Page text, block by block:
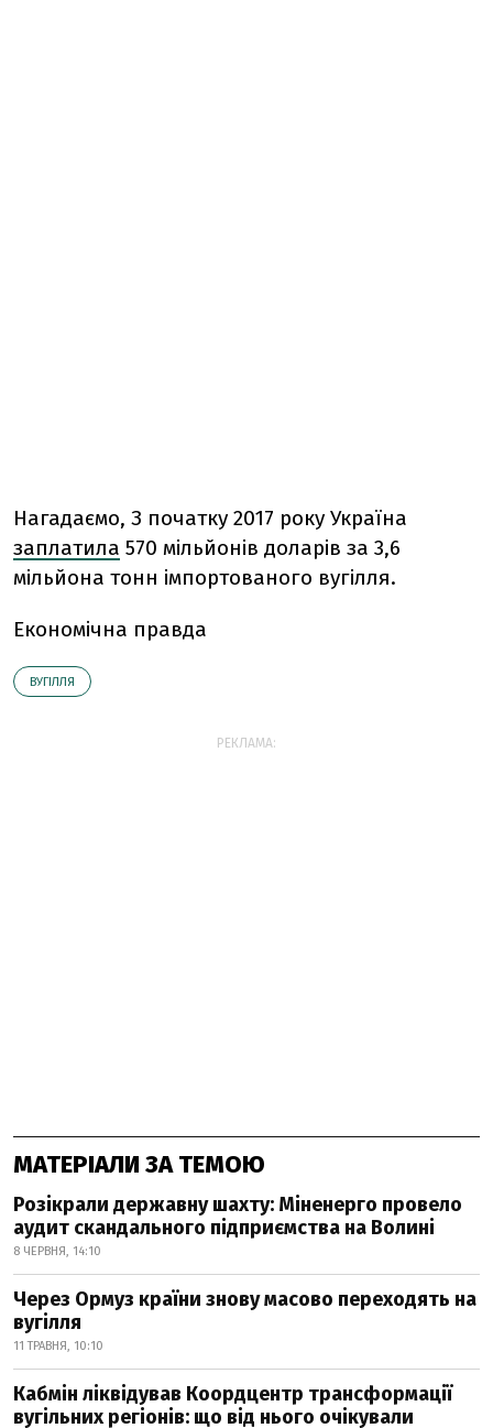
Нагадаємо, З початку 2017 року Україна
заплатила 570 мільйонів доларів за 3,6
мільйона тонн імпортованого вугілля.
Економічна правда
ВУГІЛЛЯ
РЕКЛАМА:
МАТЕРІАЛИ ЗА ТЕМОЮ
Розікрали державну шахту: Міненерго провело
аудит скандального підприємства на Волині
8 ЧЕРВНЯ, 14:10
Через Ормуз країни знову масово переходять на
вугілля
11 ТРАВНЯ, 10:10
Кабмін ліквідував Коордцентр трансформації
вугільних регіонів: що від нього очікували